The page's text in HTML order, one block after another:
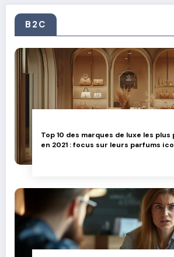
des producteurs locaux
B2C
Top 10 des marques de luxe les
en 2021 : focus sur leurs parfums